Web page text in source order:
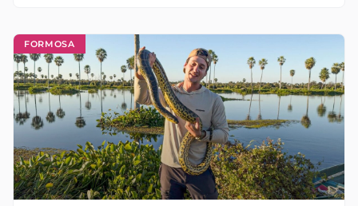
FORMOSA